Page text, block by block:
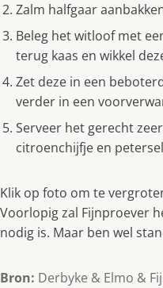
Zalm halfgaar
Beleg het witloof met
terug kaas en wikkel
Zet deze in een
verder in een
Serveer het gerecht
citroenchijfje en
Klik op foto om te
Voorlopig zal Fijnproever
nodig is. Maar ben wel
Bron: Derbyke & Elmo &